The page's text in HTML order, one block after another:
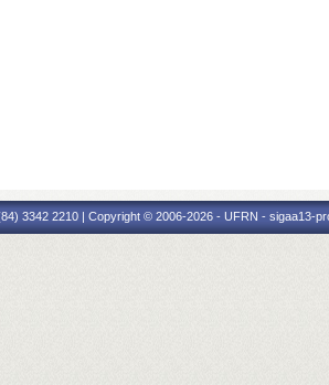
3342 2210 | Copyright © 2006-2026 - UFRN - sigaa13-